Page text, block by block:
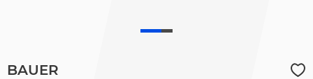
BAUER